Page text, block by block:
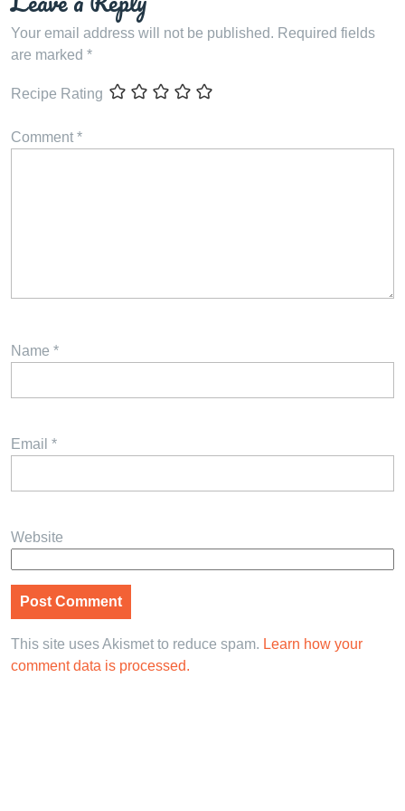
Your email address will not be published. Required fields
are marked *
Recipe Rating
Comment *
Name *
Email *
Website
This site uses Akismet to reduce spam. Learn how your
comment data is processed.